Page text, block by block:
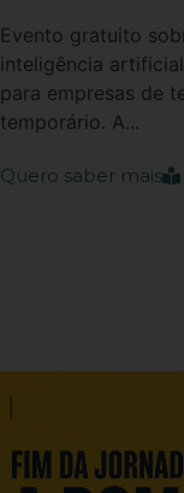
Evento gratuito
inteligência
para empresas de
temporário. A...
Quero saber mais